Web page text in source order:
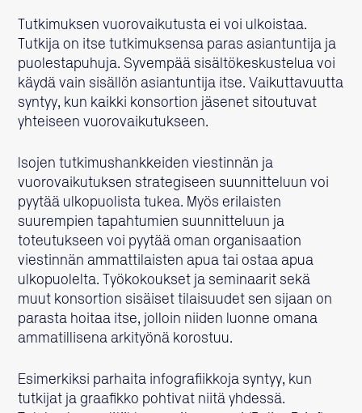
Tutkimuksen vuorovaikutusta ei voi ulkoistaa.
Tutkija on itse tutkimuksensa paras asiantuntija ja
puolestapuhuja. Syvempää sisältökeskustelua voi
käydä vain sisällön asiantuntija itse. Vaikuttavuutta
syntyy, kun kaikki konsortion jäsenet sitoutuvat
yhteiseen vuorovaikutukseen.
Isojen tutkimushankkeiden viestinnän ja
vuorovaikutuksen strategiseen suunnitteluun voi
pyytää ulkopuolista tukea. Myös erilaisten
suurempien tapahtumien suunnitteluun ja
toteutukseen voi pyytää oman organisaation
viestinnän ammattilaisten apua tai ostaa apua
ulkopuolelta. Työkokoukset ja seminaarit sekä
muut konsortion sisäiset tilaisuudet sen sijaan on
parasta hoitaa itse, jolloin niiden luonne omana
ammatillisena arkityönä korostuu.
Esimerkiksi parhaita infografiikkoja syntyy, kun
tutkijat ja graafikko pohtivat niitä yhdessä.